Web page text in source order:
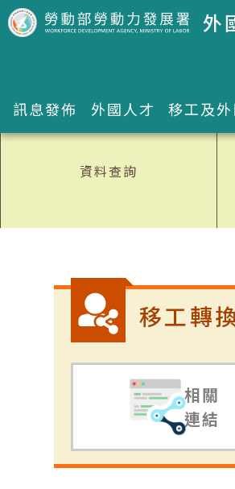
跳到主要內容區塊 外
訊息發佈 外國人才 移工及
資料查詢
移工轉
相關
連結